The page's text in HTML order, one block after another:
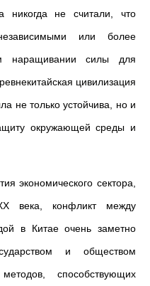
никогда не считали, что
или более
наращивании силы для
цивилизация
не только устойчива, но и
окружающей среды и
экономического сектора,
века, конфликт между
в Китае очень заметно
и обществом
способствующих